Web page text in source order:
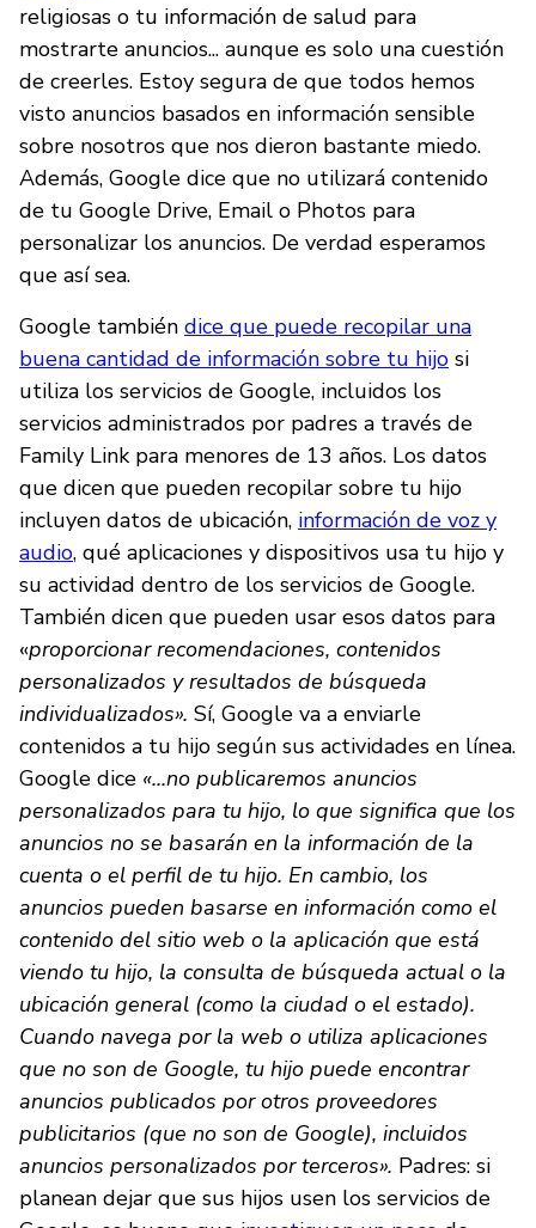
religiosas o tu información de salud para
mostrarte anuncios... aunque es solo una cuestión
de creerles. Estoy segura de que todos hemos
visto anuncios basados en información sensible
sobre nosotros que nos dieron bastante miedo.
Además, Google dice que no utilizará contenido
de tu Google Drive, Email o Photos para
personalizar los anuncios. De verdad esperamos
que así sea.
Google también dice que puede recopilar una
buena cantidad de información sobre tu hijo si
utiliza los servicios de Google, incluidos los
servicios administrados por padres a través de
Family Link para menores de 13 años. Los datos
que dicen que pueden recopilar sobre tu hijo
incluyen datos de ubicación, información de voz y
audio, qué aplicaciones y dispositivos usa tu hijo y
su actividad dentro de los servicios de Google.
También dicen que pueden usar esos datos para
«proporcionar recomendaciones, contenidos
personalizados y resultados de búsqueda
individualizados». Sí, Google va a enviarle
contenidos a tu hijo según sus actividades en línea.
Google dice «...no publicaremos anuncios
personalizados para tu hijo, lo que significa que los
anuncios no se basarán en la información de la
cuenta o el perfil de tu hijo. En cambio, los
anuncios pueden basarse en información como el
contenido del sitio web o la aplicación que está
viendo tu hijo, la consulta de búsqueda actual o la
ubicación general (como la ciudad o el estado).
Cuando navega por la web o utiliza aplicaciones
que no son de Google, tu hijo puede encontrar
anuncios publicados por otros proveedores
publicitarios (que no son de Google), incluidos
anuncios personalizados por terceros». Padres: si
planean dejar que sus hijos usen los servicios de